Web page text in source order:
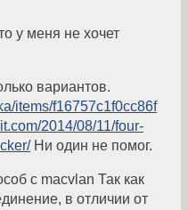
у меня не хочет
вариантов.
items/f16757c1f0cc86f
2014/08/11/four-
Ни один не помог.
с macvlan Так как
в отличии от